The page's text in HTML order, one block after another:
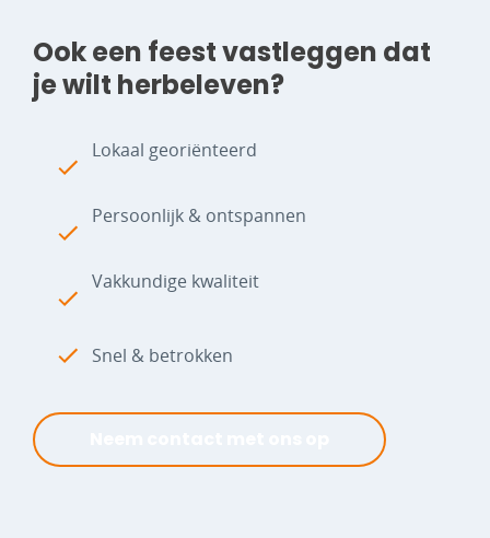
Ook een feest vastleggen dat
je wilt herbeleven?
Lokaal georiënteerd
Persoonlijk & ontspannen
Vakkundige kwaliteit
Snel & betrokken